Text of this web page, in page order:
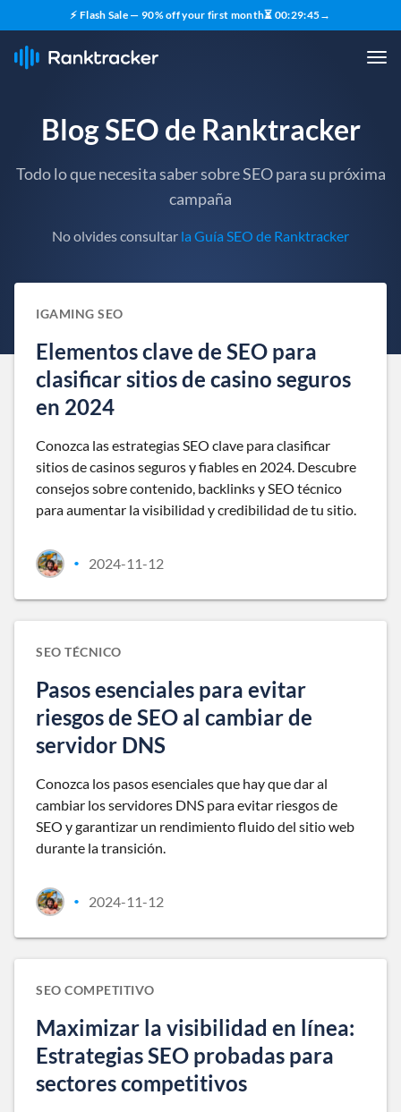
⚡ Flash Sale — 90% off your first month⏳ 00:29:44→
Blog SEO de Ranktracker
Todo lo que necesita saber sobre SEO para su próxima
campaña
No olvides consultar la Guía SEO de Ranktracker
IGAMING SEO
Elementos clave de SEO para
clasificar sitios de casino seguros
en 2024
Conozca las estrategias SEO clave para clasificar
sitios de casinos seguros y fiables en 2024. Descubre
consejos sobre contenido, backlinks y SEO técnico
para aumentar la visibilidad y credibilidad de tu sitio.
• 2024-11-12
SEO TÉCNICO
Pasos esenciales para evitar
riesgos de SEO al cambiar de
servidor DNS
Conozca los pasos esenciales que hay que dar al
cambiar los servidores DNS para evitar riesgos de
SEO y garantizar un rendimiento fluido del sitio web
durante la transición.
• 2024-11-12
SEO COMPETITIVO
Maximizar la visibilidad en línea:
Estrategias SEO probadas para
sectores competitivos